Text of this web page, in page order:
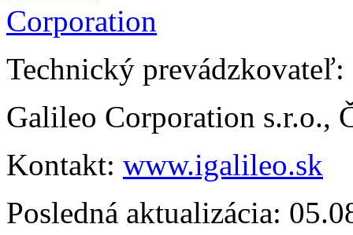
Technický prevádzkovateľ:
Galileo Corporation s.r.o.,
Kontakt: www.igalileo.sk
Posledná aktualizácia: